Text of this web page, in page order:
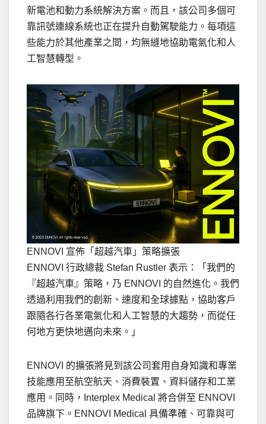
新電池和動力系統解決方案。而且，該公司多個可
靠訊號連線系統也正在提升自動駕駛能力。每項這
些能力於其他產業之間，均無縫地協助電氣化和人
工智慧轉型。
ENNOVI 宣佈「超越汽車」策略擴張
ENNOVI 行政總裁 Stefan Rustler 表示：「我們的
『超越汽車』策略，乃 ENNOVI 的自然進化。我們
透過利用我們的創新、速度和全球據點，協助客戶
跟隨各行各業電氣化和人工智慧的大趨勢，而從任
何地方更快地邁向未來。」
ENNOVI 的擴張將見到該公司套用自身知識和專業
技能應用至航空航天、消費裝置、資料儲存和工業
應用。同時，Interplex Medical 將合併至 ENNOVI
品牌旗下。ENNOVI Medical 具備準確、可靠與可